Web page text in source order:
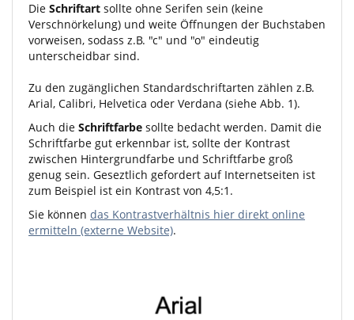
Die Schriftart sollte ohne Serifen sein (keine
Verschnörkelung) und weite Öffnungen der Buchstaben
vorweisen, sodass z.B. "c" und "o" eindeutig
unterscheidbar sind.
Zu den zugänglichen Standardschriftarten zählen z.B.
Arial, Calibri, Helvetica oder Verdana (siehe Abb. 1).
Auch die Schriftfarbe sollte bedacht werden. Damit die
Schriftfarbe gut erkennbar ist, sollte der Kontrast
zwischen Hintergrundfarbe und Schriftfarbe groß
genug sein. Geseztlich gefordert auf Internetseiten ist
zum Beispiel ist ein Kontrast von 4,5:1.
Sie können das Kontrastverhältnis hier direkt online
ermitteln (externe Website).